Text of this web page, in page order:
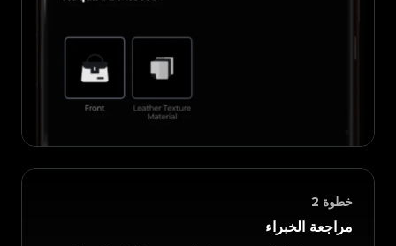
خطوة 2
مراجعة الخبراء